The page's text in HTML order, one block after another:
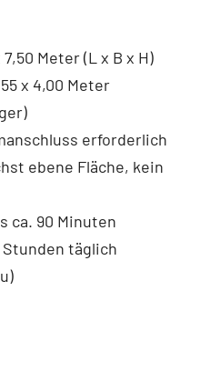
Meter (L x B x H)
x 4,00 Meter
erforderlich
ebene Fläche, kein
ca. 90 Minuten
täglich